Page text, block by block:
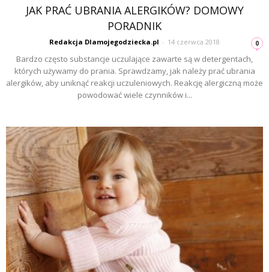
JAK PRAĆ UBRANIA ALERGIKÓW? DOMOWY
PORADNIK
Redakcja Dlamojegodziecka.pl - 14 czerwca 2018 0
Bardzo często substancje uczulające zawarte są w detergentach,
których używamy do prania. Sprawdzamy, jak należy prać ubrania
alergików, aby uniknąć reakcji uczuleniowych. Reakcję alergiczną może
powodować wiele czynników i...